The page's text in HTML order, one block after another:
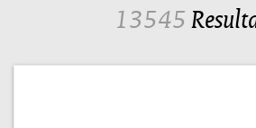
13545